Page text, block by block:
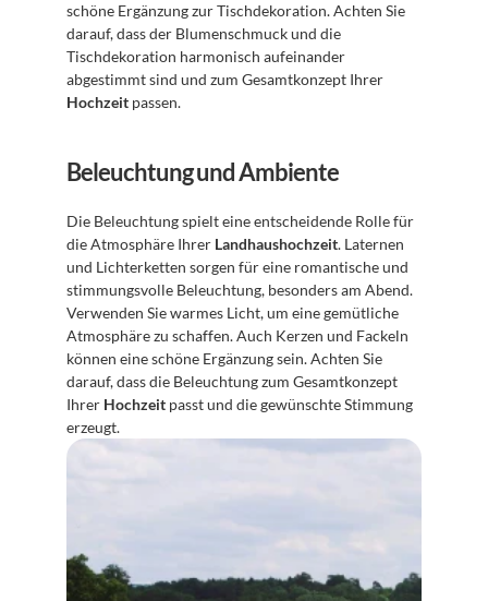
schöne Ergänzung zur Tischdekoration. Achten Sie
darauf, dass der Blumenschmuck und die
Tischdekoration harmonisch aufeinander
Hochzeit passen.
Beleuchtung und Ambiente
Die Beleuchtung spielt eine entscheidende Rolle für
die Atmosphäre Ihrer Landhaushochzeit. Laternen
und Lichterketten sorgen für eine romantische und
stimmungsvolle Beleuchtung, besonders am Abend.
Verwenden Sie warmes Licht, um eine gemütliche
Atmosphäre zu schaffen. Auch Kerzen und Fackeln
können eine schöne Ergänzung sein. Achten Sie
darauf, dass die Beleuchtung zum Gesamtkonzept
Ihrer Hochzeit passt und die gewünschte Stimmung
erzeugt.